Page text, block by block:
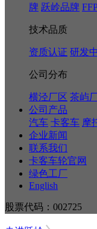
牌 跃岭品牌
技术品质
资质认证 研发
公司分布
横泾厂区 茶屿
公司产品
汽车 卡客车 摩
企业新闻
联系我们
卡客车轮官网
绿色工厂
English
股票代码：002725